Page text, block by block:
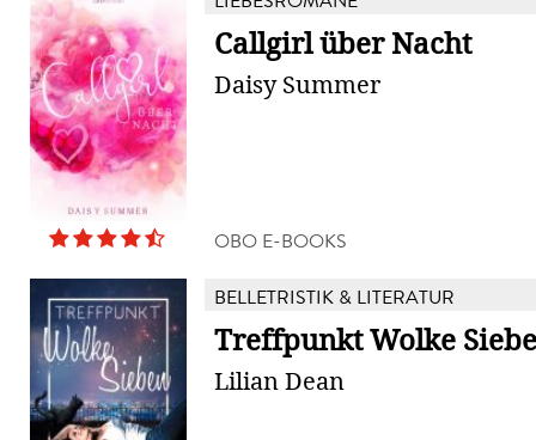
Callgirl über Nacht
Daisy Summer
OBO E-BOOKS
BELLETRISTIK & LITERATUR
Treffpunkt Wolke
Lilian Dean